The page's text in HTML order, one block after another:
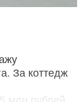
За коттедж